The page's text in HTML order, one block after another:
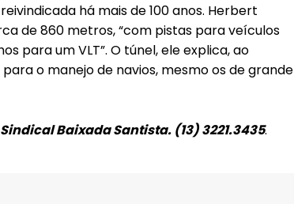
há mais de 100 anos. Herbert
de 860 metros, “com pistas para veículos
para um VLT”. O túnel, ele explica, ao
o manejo de navios, mesmo os de grande
Sindical Baixada Santista. (13) 3221.3435.